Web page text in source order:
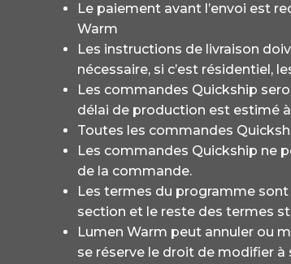
Le paiement avant l’envoi est
Warm
Les instructions de livraison
nécessaire, si c’est résidentiel,
Les commandes Quickship
délai de production est estimé
Toutes les commandes
Les commandes Quickship ne
de la commande.
Les termes du programme
section et le reste des termes
Lumen Warm peut annuler ou
se réserve le droit de modifier